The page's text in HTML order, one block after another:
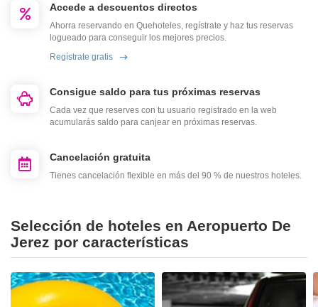
Accede a descuentos directos
Ahorra reservando en Quehoteles, regístrate y haz tus reservas
logueado para conseguir los mejores precios.
Regístrate gratis
Consigue saldo para tus próximas reservas
Cada vez que reserves con tu usuario registrado en la web
acumularás saldo para canjear en próximas reservas.
Cancelación gratuita
Tienes cancelación flexible en más del 90 % de nuestros hoteles.
Selección de hoteles en Aeropuerto De
Jerez por características